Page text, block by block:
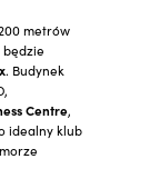
metrów
. Budynek
Centre,
idealny klub